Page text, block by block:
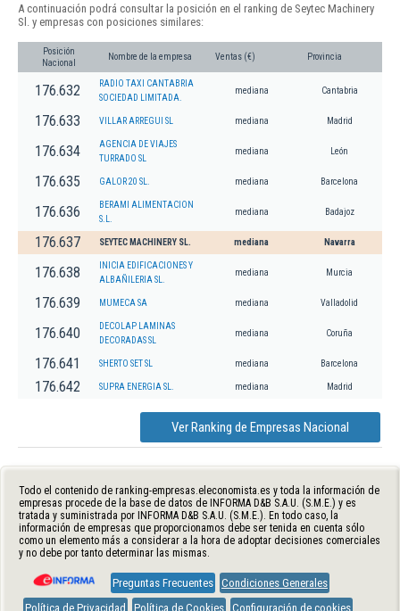
A continuación podrá consultar la posición en el ranking de Seytec Machinery
Sl. y empresas con posiciones similares:
Posición
Nacional
Nombre de la empresa Ventas (€) Provincia
176.632
RADIO TAXI CANTABRIA
SOCIEDAD LIMITADA.
mediana Cantabria
176.633 VILLAR ARREGUI SL mediana Madrid
176.634
AGENCIA DE VIAJES
TURRADO SL
mediana León
176.635 GALOR 20 SL. mediana Barcelona
176.636
BERAMI ALIMENTACION
S.L.
mediana Badajoz
176.637 SEYTEC MACHINERY SL. mediana Navarra
176.638
INICIA EDIFICACIONES Y
ALBAÑILERIA SL.
mediana Murcia
176.639 MUMECA SA mediana Valladolid
176.640
DECOLAP LAMINAS
DECORADAS SL
mediana Coruña
176.641 SHERTO SET SL mediana Barcelona
176.642 SUPRA ENERGIA SL. mediana Madrid
Ver Ranking de Empresas Nacional
Todo el contenido de ranking-empresas.eleconomista.es y toda la información de
empresas procede de la base de datos de INFORMA D&B S.A.U. (S.M.E.) y es
tratada y suministrada por INFORMA D&B S.A.U. (S.M.E.). En todo caso, la
información de empresas que proporcionamos debe ser tenida en cuenta sólo
como un elemento más a considerar a la hora de adoptar decisiones comerciales
y no debe por tanto determinar las mismas.
Preguntas Frecuentes Condiciones Generales
Política de Privacidad
Política de Cookies Configuración de cookies